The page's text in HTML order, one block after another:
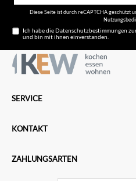
Diese Seite ist durch reCAPTCHA geschützt
Ich habe dieDatenschutzbestimmungen
und bin mit ihnen einverstanden.
SERVICE
KONTAKT
ZAHLUNGSARTEN